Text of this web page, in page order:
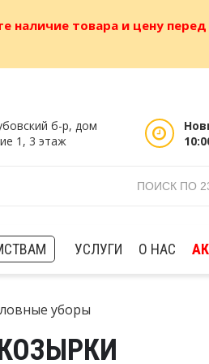
наличие товара и цену
б-р, дом
1, 3 этаж
УСЛУГИ О НАС
уборы